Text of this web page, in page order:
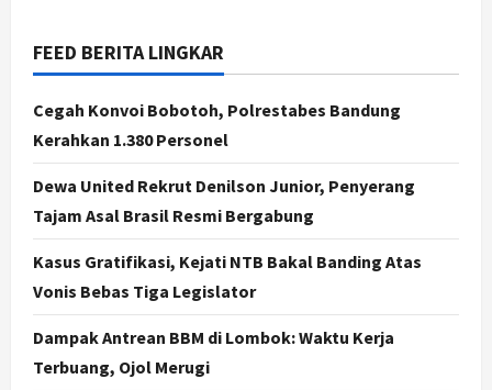
FEED BERITA LINGKAR
Cegah Konvoi Bobotoh, Polrestabes Bandung
Kerahkan 1.380 Personel
Dewa United Rekrut Denilson Junior, Penyerang
Tajam Asal Brasil Resmi Bergabung
Kasus Gratifikasi, Kejati NTB Bakal Banding Atas
Vonis Bebas Tiga Legislator
Dampak Antrean BBM di Lombok: Waktu Kerja
Terbuang, Ojol Merugi
3
Gen Z Belajar Meracik Lulur Khas
Keraton Yogyakarta, Rahasia
Agustus 6, 2026
4
Jogja
Jasa Marga Pastikan Pembangunan
Tol Jogja-Solo Segera Rampung,
Progres 98 Persen
Agustus 6, 2026
Politik
Karwito Komitmen Perbaikan Jalan
Desa Sidomukti dengan Cor Beton
Bertahap